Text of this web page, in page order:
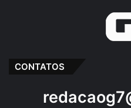
CONTATOS